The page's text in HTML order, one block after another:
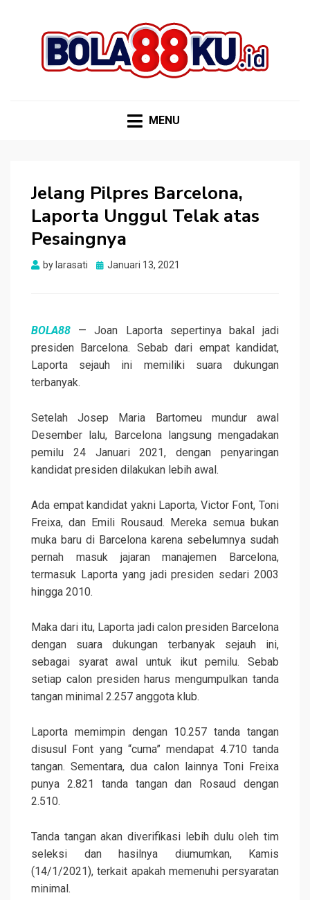
MENU
Jelang Pilpres Barcelona,
Laporta Unggul Telak atas
Pesaingnya
by larasati
Posted
Januari 13, 2021
BOLA88 — Joan Laporta sepertinya bakal jadi
presiden Barcelona. Sebab dari empat kandidat,
Laporta sejauh ini memiliki suara dukungan
terbanyak.
Setelah Josep Maria Bartomeu mundur awal
Desember lalu, Barcelona langsung mengadakan
pemilu 24 Januari 2021, dengan penyaringan
kandidat presiden dilakukan lebih awal.
Ada empat kandidat yakni Laporta, Victor Font, Toni
Freixa, dan Emili Rousaud. Mereka semua bukan
muka baru di Barcelona karena sebelumnya sudah
pernah masuk jajaran manajemen Barcelona,
termasuk Laporta yang jadi presiden sedari 2003
hingga 2010.
Maka dari itu, Laporta jadi calon presiden Barcelona
dengan suara dukungan terbanyak sejauh ini,
sebagai syarat awal untuk ikut pemilu. Sebab
setiap calon presiden harus mengumpulkan tanda
tangan minimal 2.257 anggota klub.
Laporta memimpin dengan 10.257 tanda tangan
disusul Font yang “cuma” mendapat 4.710 tanda
tangan. Sementara, dua calon lainnya Toni Freixa
punya 2.821 tanda tangan dan Rosaud dengan
2.510.
Tanda tangan akan diverifikasi lebih dulu oleh tim
seleksi dan hasilnya diumumkan, Kamis
(14/1/2021), terkait apakah memenuhi persyaratan
minimal.